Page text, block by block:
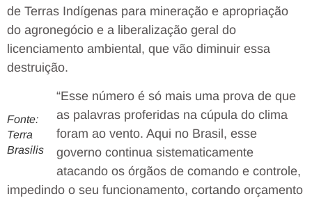
de Terras Indígenas para mineração e apropriação
do agronegócio e a liberalização geral do
licenciamento ambiental, que vão diminuir essa
destruição.
Fonte:
Terra
Brasilis
“Esse número é só mais uma prova de que
as palavras proferidas na cúpula do clima
foram ao vento. Aqui no Brasil, esse
governo continua sistematicamente
atacando os órgãos de comando e controle,
impedindo o seu funcionamento, cortando orçamento